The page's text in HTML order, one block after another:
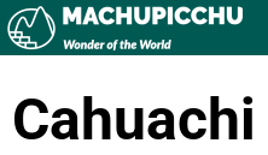
Cahuachi